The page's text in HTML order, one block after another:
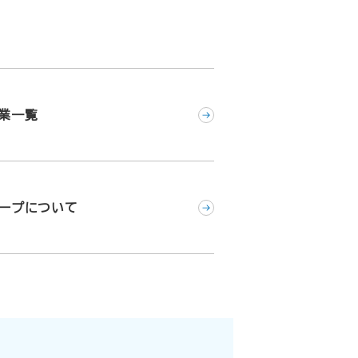
一覧
プについて